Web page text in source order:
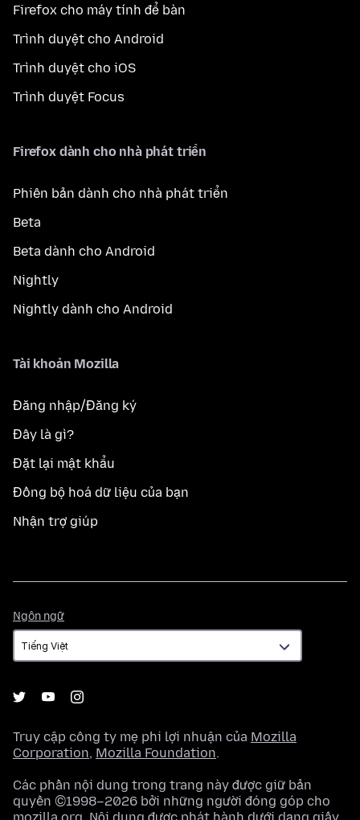
Firefox cho máy tính để bàn
Trình duyệt cho Android
Trình duyệt cho iOS
Trình duyệt Focus
Firefox dành cho nhà phát triển
Phiên bản dành cho nhà phát triển
Beta
Beta dành cho Android
Nightly
Nightly dành cho Android
Tài khoản Mozilla
Đăng nhập/Đăng ký
Đây là gì?
Đặt lại mật khẩu
Đồng bộ hoá dữ liệu của bạn
Nhận trợ giúp
Ngôn ngữ
ngữ
Truy cập công ty mẹ phi lợi nhuận của Mozilla
Corporation, Mozilla Foundation.
Các phần nội dung trong trang này được giữ bản
quyền ©1998–2026 bởi những người đóng góp cho